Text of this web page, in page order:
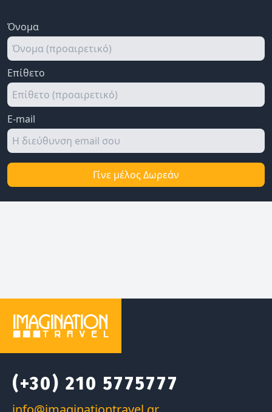
Όνομα
Επίθετο
E-mail
Γίνε μέλος Δωρεάν
(+30) 210 5775777